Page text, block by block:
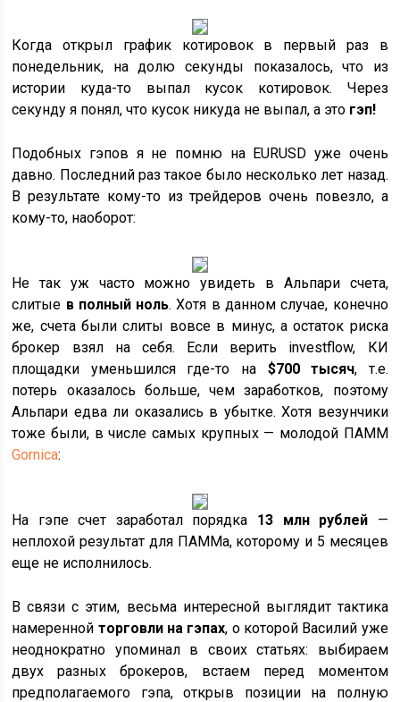
Когда открыл график котировок в первый раз в
понедельник, на долю секунды показалось, что из
истории куда-то выпал кусок котировок. Через
секунду я понял, что кусок никуда не выпал, а это гэп!
Подобных гэпов я не помню на EURUSD уже очень
давно. Последний раз такое было несколько лет назад.
В результате кому-то из трейдеров очень повезло, а
кому-то, наоборот:
Не так уж часто можно увидеть в Альпари счета,
слитые в полный ноль. Хотя в данном случае, конечно
же, счета были слиты вовсе в минус, а остаток риска
брокер взял на себя. Если верить investflow, КИ
площадки уменьшился где-то на $700 тысяч, т.е.
потерь оказалось больше, чем заработков, поэтому
Альпари едва ли оказались в убытке. Хотя везунчики
тоже были, в числе самых крупных — молодой ПАММ
Gornica:
На гэпе счет заработал порядка 13 млн рублей —
неплохой результат для ПАММа, которому и 5 месяцев
еще не исполнилось.
В связи с этим, весьма интересной выглядит тактика
намеренной торговли на гэпах, о которой Василий уже
неоднократно упоминал в своих статьях: выбираем
двух разных брокеров, встаем перед моментом
предполагаемого гэпа, открыв позиции на полную